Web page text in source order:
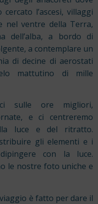
l’ascesi, villaggi
nel ventre della Terra,
dell’alba, a bordo di
a contemplare un
di decine di aerostati
mattutino di mille
sulle ore migliori,
e ci centreremo
luce e del ritratto.
gli elementi e i
con la luce.
le nostre foto uniche e
è fatto per dare il